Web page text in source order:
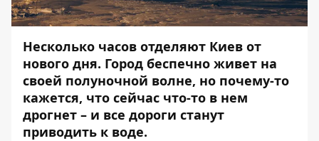
Несколько часов отделяют Киев от
нового дня. Город беспечно живет на
своей полуночной волне, но почему-то
кажется, что сейчас что-то в нем
дрогнет – и все дороги станут
приводить к воде.